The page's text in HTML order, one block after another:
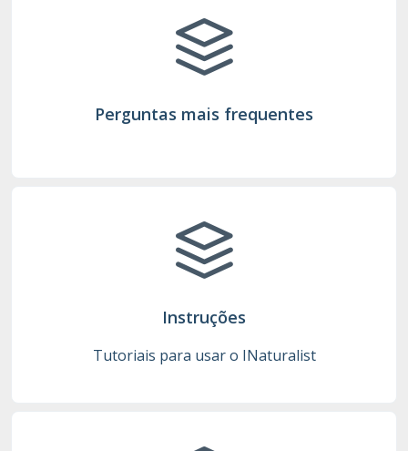
Perguntas mais frequentes
Instruções
Tutoriais para usar o INaturalist